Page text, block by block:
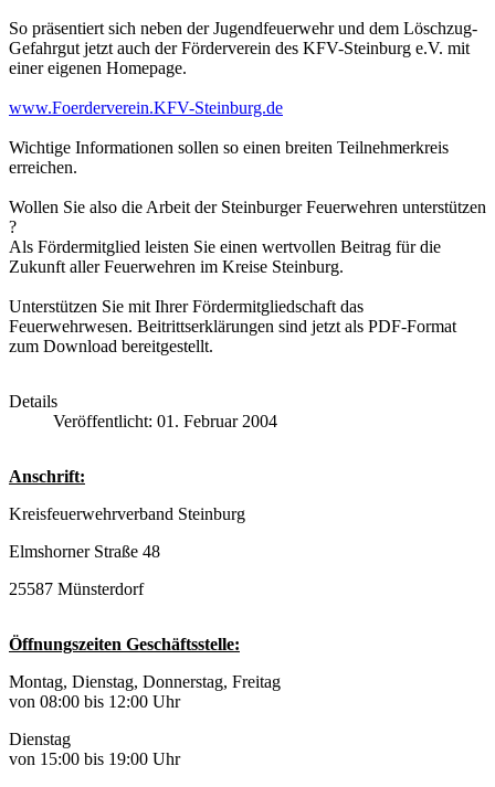
So präsentiert sich neben der Jugendfeuerwehr und dem Löschzug-
Gefahrgut jetzt auch der Förderverein des KFV-Steinburg e.V. mit
einer eigenen Homepage.
www.Foerderverein.KFV-Steinburg.de
Wichtige Informationen sollen so einen breiten Teilnehmerkreis
erreichen.
Wollen Sie also die Arbeit der Steinburger Feuerwehren unterstützen
?
Als Fördermitglied leisten Sie einen wertvollen Beitrag für die
Zukunft aller Feuerwehren im Kreise Steinburg.
Unterstützen Sie mit Ihrer Fördermitgliedschaft das
Feuerwehrwesen. Beitrittserklärungen sind jetzt als PDF-Format
zum Download bereitgestellt.
Details
Veröffentlicht: 01. Februar 2004
Anschrift:
Kreisfeuerwehrverband Steinburg
Elmshorner Straße 48
25587 Münsterdorf
Öffnungszeiten Geschäftsstelle:
Montag, Dienstag, Donnerstag, Freitag
von 08:00 bis 12:00 Uhr
Dienstag
von 15:00 bis 19:00 Uhr